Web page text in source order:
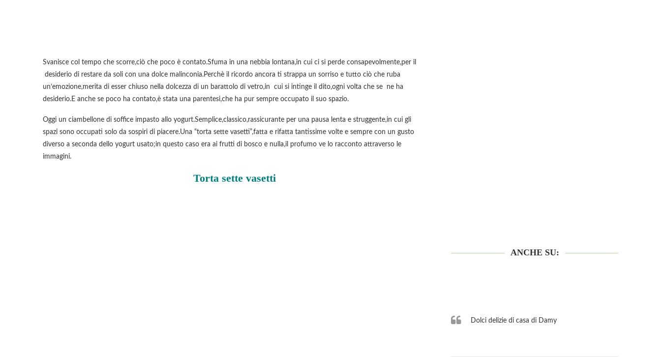
Svanisce col tempo che scorre,ciò che poco è contato.Sfuma in una nebbia lontana,in cui ci si perde consapevolmente,per il
desiderio di restare da soli con una dolce malinconia.Perchè il ricordo ancora ti strappa un sorriso e tutto ciò che ruba
un’emozione,merita di esser chiuso nella dolcezza di un barattolo di vetro,in cui si intinge il dito,ogni volta che se ne ha
desiderio.E anche se poco ha contato,è stata una parentesi,che ha pur sempre occupato il suo spazio.
Oggi un ciambellone di soffice impasto allo yogurt.Semplice,classico,rassicurante per una pausa lenta e struggente,in cui gli
spazi sono occupati solo da sospiri di piacere.Una “torta sette vasetti”,fatta e rifatta tantissime volte e sempre con un gusto
diverso a seconda dello yogurt usato;in questo caso era ai frutti di bosco e nulla,il profumo ve lo racconto attraverso le
immagini.
Torta sette vasetti
ANCHE SU:
Dolci delizie di casa di Damy